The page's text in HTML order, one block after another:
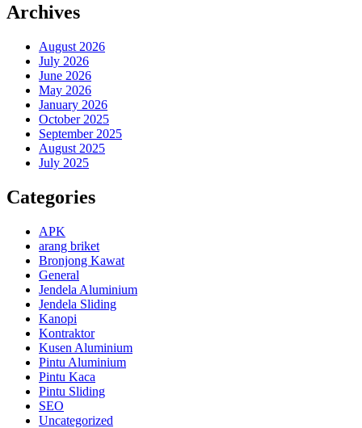
Archives
August 2026
July 2026
June 2026
May 2026
January 2026
October 2025
September 2025
August 2025
July 2025
Categories
APK
arang briket
Bronjong Kawat
General
Jendela Aluminium
Jendela Sliding
Kanopi
Kontraktor
Kusen Aluminium
Pintu Aluminium
Pintu Kaca
Pintu Sliding
SEO
Uncategorized